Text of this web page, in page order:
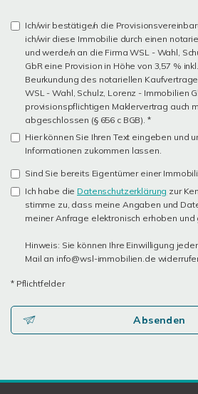
Ich/wir bestätige/n die
ich/wir diese Immobilie durch einen
und werde/n an die Firma WSL - Wahl,
GbR eine Provision in Höhe von 3,57 %
Beurkundung des notariellen
WSL - Wahl, Schulz, Lorenz - Immobilien
provisionspflichtigen Maklervertrag auch
abgeschlossen (§ 656 c BGB). *
Hier können Sie Ihren Text eingeben und
Informationen zukommen lassen.
Sind Sie bereits Eigentümer einer
Ich habe die Datenschutzerklärung zur
stimme zu, dass meine Angaben und
meiner Anfrage elektronisch erhoben
Hinweis: Sie können Ihre Einwilligung
Mail an info@wsl-immobilien.de
* Pflichtfelder
Absenden